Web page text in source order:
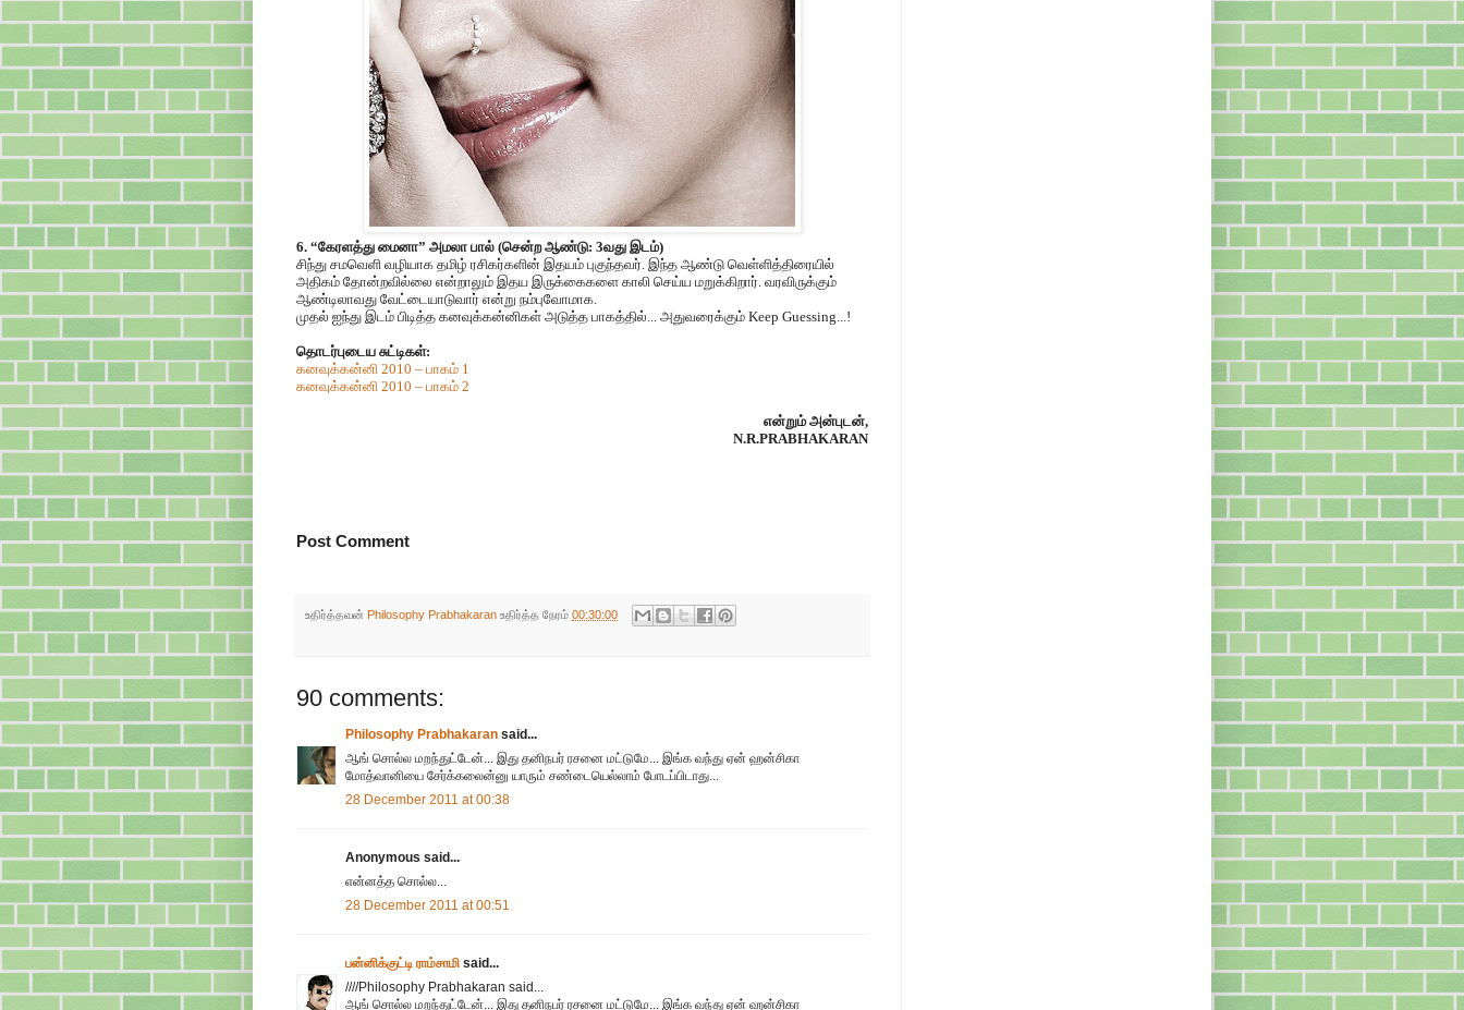
6. “கேரளத்து மைனா” அமலா பால் (சென்ற ஆண்டு: 3வது இடம்)
சிந்து சமவெளி வழியாக தமிழ் ரசிகர்களின் இதயம் புகுந்தவர். இந்த ஆண்டு வெள்ளித்திரையில்
அதிகம் தோன்றவில்லை என்றாலும் இதய இருக்கைகளை காலி செய்ய மறுக்கிறார். வரவிருக்கும்
ஆண்டிலாவது வேட்டையாடுவார் என்று நம்புவோமாக.
முதல் ஐந்து இடம் பிடித்த கனவுக்கன்னிகள் அடுத்த பாகத்தில்... அதுவரைக்கும் Keep Guessing...!
தொடர்புடைய சுட்டிகள்:
கனவுக்கன்னி 2010 – பாகம் 1
கனவுக்கன்னி 2010 – பாகம் 2
என்றும் அன்புடன்,
N.R.PRABHAKARAN
Post Comment
உதிர்த்தவன் Philosophy Prabhakaran உதிர்த்த நேரம் 00:30:00
90 comments:
Philosophy Prabhakaran said...
ஆங் சொல்ல மறந்துட்டேன்... இது தனிநபர் ரசனை மட்டுமே... இங்க வந்து ஏன் ஹன்சிகா
மோத்வானியை சேர்க்கலைன்னு யாரும் சண்டையெல்லாம் போடப்பிடாது...
28 December 2011 at 00:38
Anonymous said...
என்னத்த சொல்ல...
28 December 2011 at 00:51
பன்னிக்குட்டி ராம்சாமி said...
////Philosophy Prabhakaran said...
ஆங் சொல்ல மறந்துட்டேன்... இது தனிநபர் ரசனை மட்டுமே... இங்க வந்து ஏன் ஹன்சிகா